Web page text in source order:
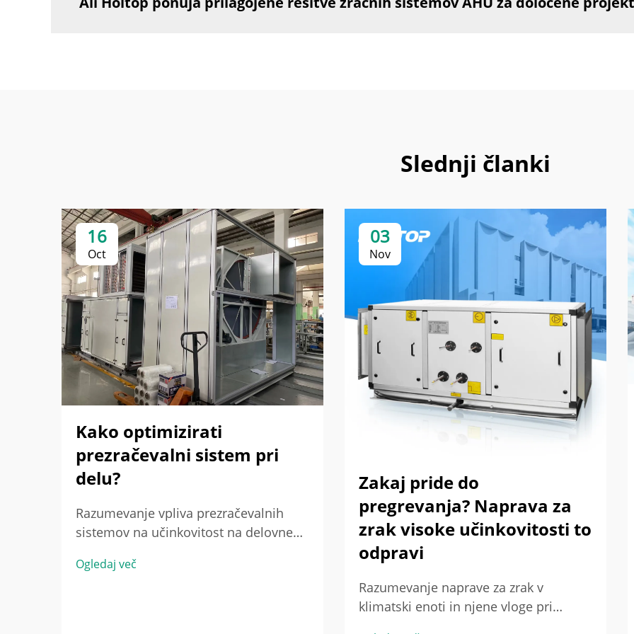
Slednji članki
16
Oct
Kako optimizirati
prezračevalni sistem pri
delu?
Razumevanje vpliva prezračevalnih
sistemov na učinkovitost na delovnem
sistemom in izboljšano energetsko
Ogledaj več
03
Nov
Zakaj pride do
pregrevanja? Naprava za
zrak visoke učinkovitosti to
odpravi
Razumevanje naprave za zrak v
klimatski enoti in njene vloge pri